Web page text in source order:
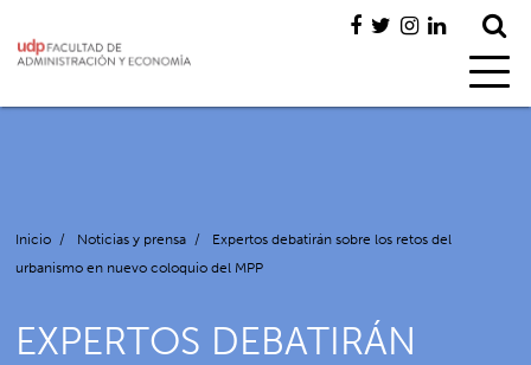
Inicio / Noticias y prensa /
Expertos debatirán sobre los retos del
urbanismo en nuevo coloquio del MPP
EXPERTOS DEBATIRÁN